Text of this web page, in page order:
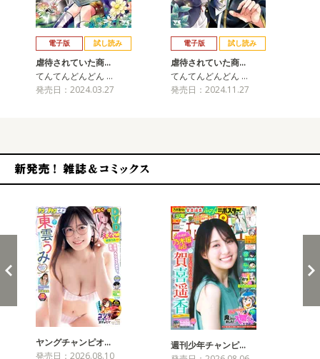
電子版 試し読み
虐待されていた商…
てんてんどんどん …
発売日：2024.03.27
電子版 試し読み
虐待されていた商…
てんてんどんどん …
発売日：2024.11.27
ヤングチャンピオ…
発売日：2026.08.10
週刊少年チャンピ…